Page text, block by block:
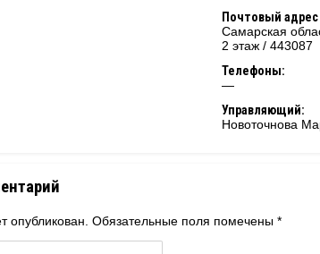
Почтовый
Самарская
2 этаж / 443087
Телефоны:
—
Управляющий:
Новоточнова
опубликован. Обязательные поля помечены *